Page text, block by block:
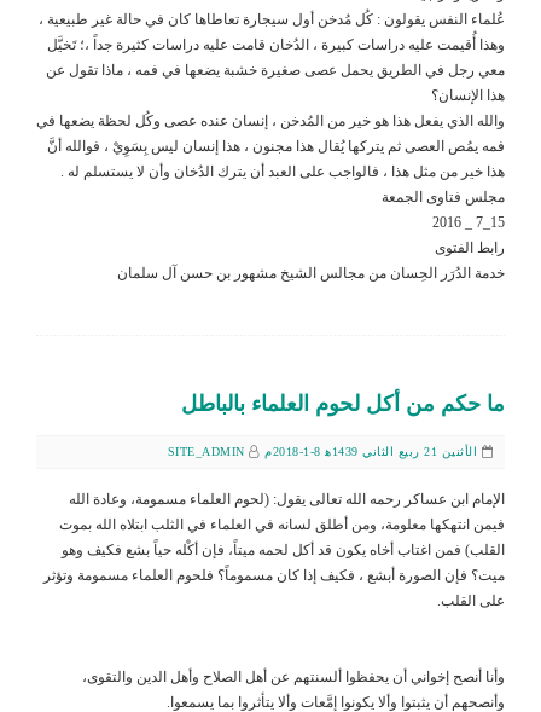
عُلماء النفس يقولون : كُل مُدخن أول سيجارة تعاطاها كان في حالة غير طبيعية ،
وهذا أُقيمت عليه دراسات كبيرة ، الدُخان قامت عليه دراسات كثيرة جداً ،؛ تَخيَّل
معي رجل في الطريق يحمل عصى صغيرة خشبة يضعها في فمه ، ماذا تقول عن
هذا الإنسان؟
والله الذي يفعل هذا هو خير من المُدخن ، إنسان عنده عصى وكُل لحظة يضعها في
فمه يمُص العصى ثم يتركها يُقال هذا مجنون ، هذا إنسان ليس بِسَوِيْ ، فوالله أنَّ
هذا خير من مثل هذا ، فالواجب على العبد أن يترك الدُخان وأن لا يستسلم له .
مجلس فتاوى الجمعة
15_7 _ 2016
رابط الفتوى
خدمة الدُرَر الحِسان من مجالس الشيخ مشهور بن حسن آل سلمان
ما حكم من أكل لحوم العلماء بالباطل
الأثنين 21 ربيع الثاني 1439ﻫ 8-1-2018م SITE_ADMIN
الإمام ابن عساكر رحمه الله تعالى يقول: (لحوم العلماء مسمومة، وعادة الله
فيمن انتهكها معلومة، ومن أطلق لسانه في العلماء في الثلب ابتلاه الله بموت
القلب) فمن اغتاب أخاه يكون قد أكل لحمه ميتاً، فإن أكْله حياً بشع فكيف وهو
ميت؟ فإن الصورة أبشع ، فكيف إذا كان مسموماً؟ فلحوم العلماء مسمومة وتؤثر
على القلب.
وأنا أنصح إخواني أن يحفظوا ألسنتهم عن أهل الصلاح وأهل الدين والتقوى،
وأنصحهم أن يثبتوا وألا يكونوا إمَّعات وألا يتأثروا بما يسمعوا.